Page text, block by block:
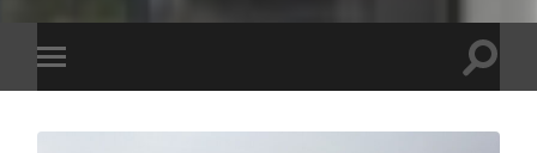
Toggle
mobile
Toggle